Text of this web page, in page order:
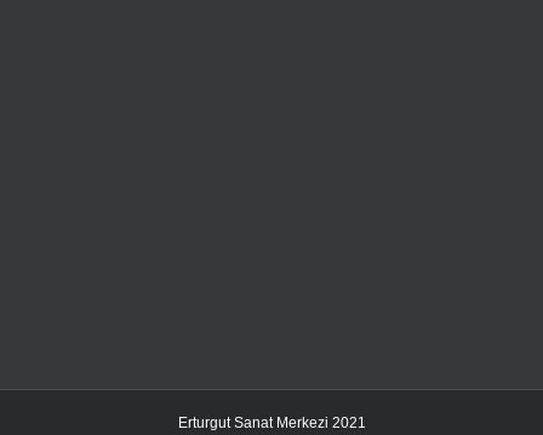
Erturgut Sanat Merkezi 2021